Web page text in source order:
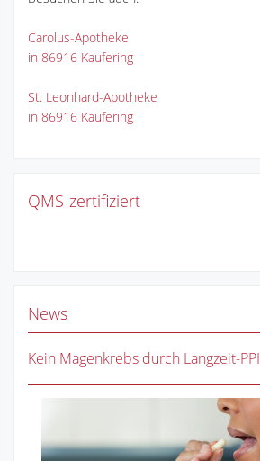
Carolus-Apotheke
in 86916 Kaufering
St. Leonhard-Apotheke
in 86916 Kaufering
QMS-zertifiziert
News
Kein Magenkrebs durch Langzeit-PPI